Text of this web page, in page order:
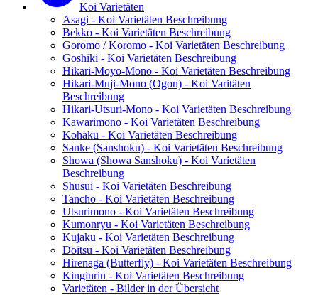
Koi Varietäten
Asagi - Koi Varietäten Beschreibung
Bekko - Koi Varietäten Beschreibung
Goromo / Koromo - Koi Varietäten Beschreibung
Goshiki - Koi Varietäten Beschreibung
Hikari-Moyo-Mono - Koi Varietäten Beschreibung
Hikari-Muji-Mono (Ogon) - Koi Varitäten
Beschreibung
Hikari-Utsuri-Mono - Koi Varietäten Beschreibung
Kawarimono - Koi Varietäten Beschreibung
Kohaku - Koi Varietäten Beschreibung
Sanke (Sanshoku) - Koi Varietäten Beschreibung
Showa (Showa Sanshoku) - Koi Varietäten
Beschreibung
Shusui - Koi Varietäten Beschreibung
Tancho - Koi Varietäten Beschreibung
Utsurimono - Koi Varietäten Beschreibung
Kumonryu - Koi Varietäten Beschreibung
Kujaku - Koi Varietäten Beschreibung
Doitsu - Koi Varietäten Beschreibung
Hirenaga (Butterfly) - Koi Varietäten Beschreibung
Kinginrin - Koi Varietäten Beschreibung
Varietäten - Bilder in der Übersicht